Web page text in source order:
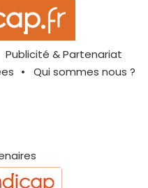
Publicité & Partenariat
Qui sommes nous ?